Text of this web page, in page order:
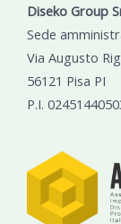
Diseko Group
Sede
Via Augusto
56121 Pisa PI
P.I.